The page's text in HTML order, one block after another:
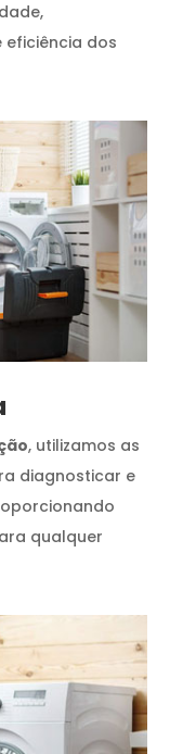
dos
, utilizamos as
diagnosticar e
qualquer